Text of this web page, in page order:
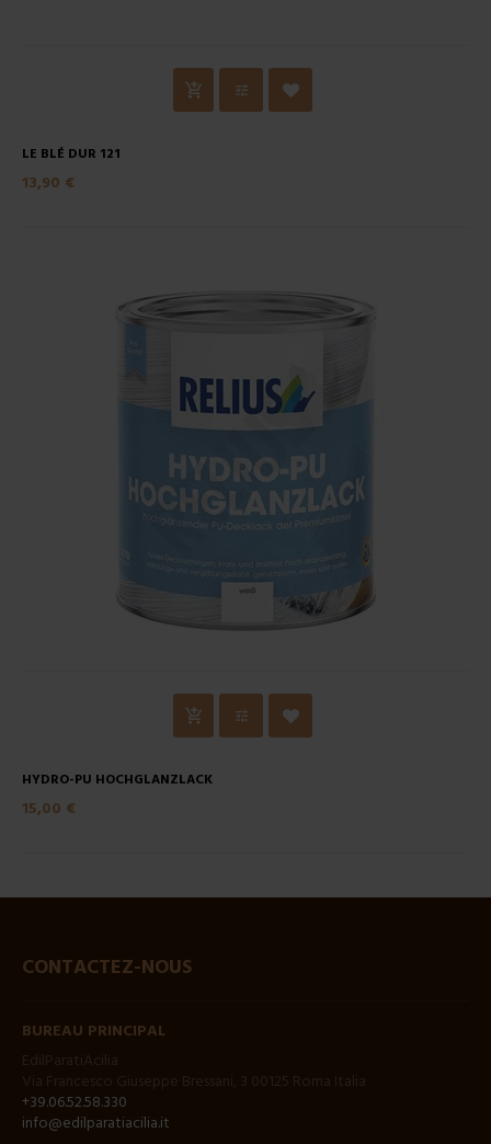
LE BLÉ DUR 121
13,90 €
HYDRO-PU HOCHGLANZLACK
15,00 €
CONTACTEZ-NOUS
BUREAU PRINCIPAL
+39.06.52.58.330
info@edilparatiacilia.it